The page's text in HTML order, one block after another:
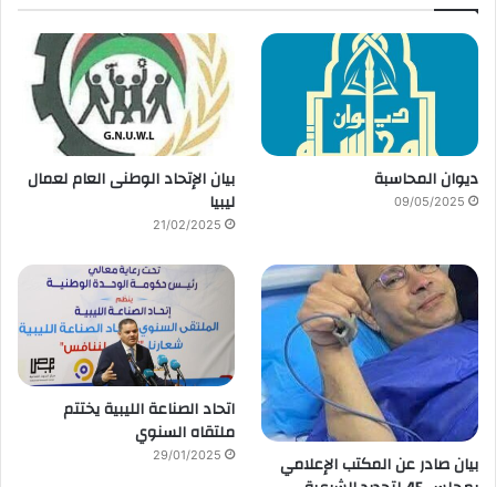
ديوان المحاسبة
09/05/2025
بيان الإتحاد الوطنى العام لعمال
ليبيا
21/02/2025
بيان صادر عن المكتب الإعلامي
اتحاد الصناعة الليبية يختتم
ملتقاه السنوي
29/01/2025